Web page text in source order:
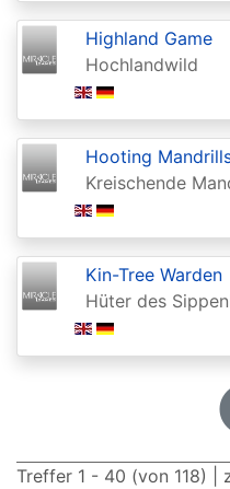
Dominaria
United
Dominaria
United:
Commander
Dominaria
United:
Extras
Double
Masters
Dragons
of
Highland Game
Hochlandwild
Hooting
Kreischende
Kin-Tree Warden
Hüter des
Treffer 1 - 40 (von 118) |